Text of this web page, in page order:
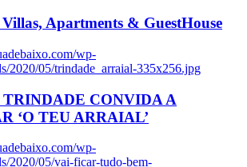
Villas, Apartments & GuestHouse
wp-
2020/05/trindade_arraial-335x256.jpg
TRINDADE CONVIDA A
‘O TEU ARRAIAL’
wp-
2020/05/vai-ficar-tudo-bem-